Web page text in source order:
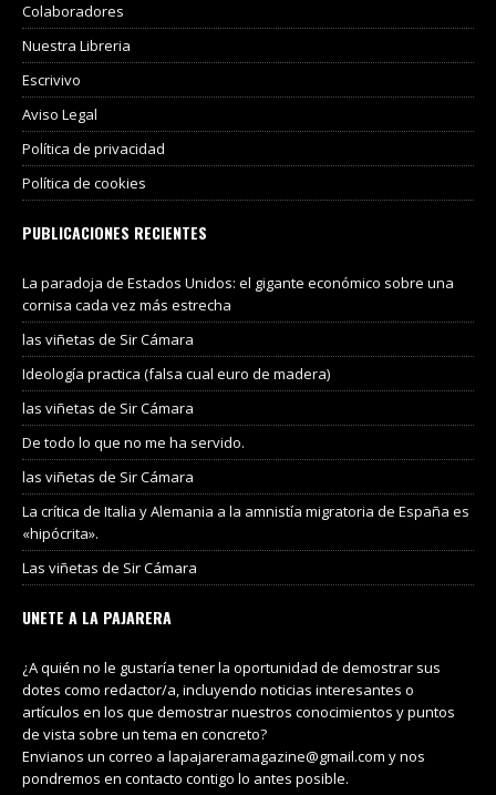
Colaboradores
Nuestra Libreria
Escrivivo
Aviso Legal
Política de privacidad
Política de cookies
PUBLICACIONES RECIENTES
La paradoja de Estados Unidos: el gigante económico sobre una
cornisa cada vez más estrecha
las viñetas de Sir Cámara
Ideología practica (falsa cual euro de madera)
las viñetas de Sir Cámara
De todo lo que no me ha servido.
las viñetas de Sir Cámara
La crítica de Italia y Alemania a la amnistía migratoria de España es
«hipócrita».
Las viñetas de Sir Cámara
UNETE A LA PAJARERA
¿A quién no le gustaría tener la oportunidad de demostrar sus
dotes como redactor/a, incluyendo noticias interesantes o
artículos en los que demostrar nuestros conocimientos y puntos
de vista sobre un tema en concreto?
Envianos un correo a lapajareramagazine@gmail.com y nos
pondremos en contacto contigo lo antes posible.